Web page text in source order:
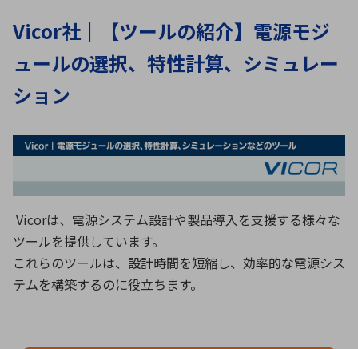
5G・Local 5G
データセンタ・クラウド
ミリ波レーダー
監視・セキュリティ
接着・接合
製品製造・加工
情報通信 宇宙・防衛
民生 医療
計測・測定・表示機器 検査・分析機器
ICTソリューション 組立・ロボティクス
レーザー・光学部品
な行
は行 ま行
や行
ら行
わ行
A B C
D
E
F G
H
J K
L
M
N
Q
R
Vicor社｜【ツールの紹介】電源モジ
ュールの選択、特性計算、シミュレー
ション
Vicorは、電源システム設計や製品導入を支援する様々な
ツールを提供しています。
これらのツールは、設計時間を短縮し、効率的な電源シス
テムを構築するのに役立ちます。